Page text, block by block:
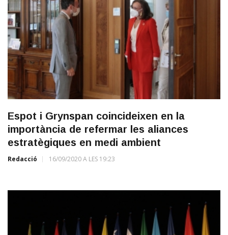
Espot i Grynspan coincideixen en la
importància de refermar les aliances
estratègiques en medi ambient
Redacció 16/09/2020 A LES 19:23